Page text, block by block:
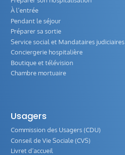
À l’entrée
Pendant le séjour
Préparer sa sortie
Service social et Mandataires judiciaires
Conciergerie hospitalière
Boutique et télévision
Chambre mortuaire
Usagers
Commission des Usagers (CDU)
Conseil de Vie Sociale (CVS)
Livret d’accueil